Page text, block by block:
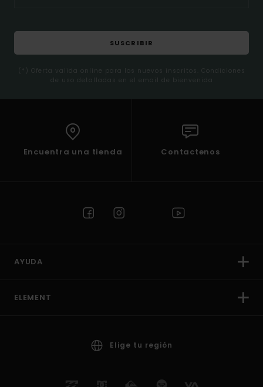
SUSCRIBIR
(*) Oferta valida online para los nuevos inscritos. Condiciones
de uso detalladas en el email de bienvenida
Encuentra una tienda Contactenos
AYUDA
ELEMENT
Elige tu región